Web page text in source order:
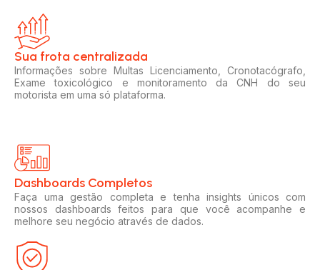
Sua frota centralizada​
Informações sobre Multas Licenciamento, Cronotacógrafo,
Exame toxicológico e monitoramento da CNH do seu
motorista em uma só plataforma.
Dashboards Completos​​
Faça uma gestão completa e tenha insights únicos com
nossos dashboards feitos para que você acompanhe e
melhore seu negócio através de dados.